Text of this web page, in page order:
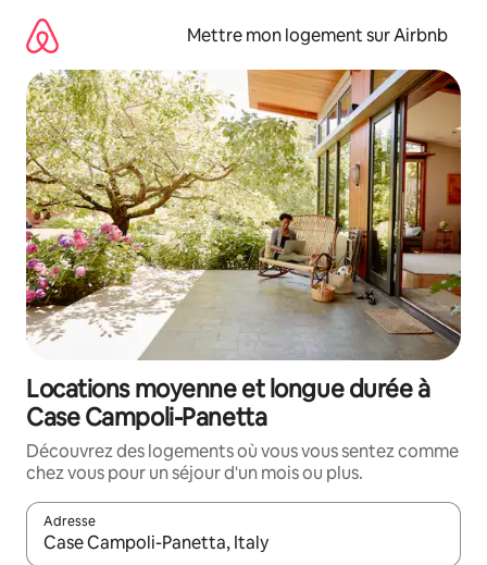
directement
contenu
Mettre mon logement sur Airbnb
Locations moyenne et longue durée à
Case Campoli-Panetta
Découvrez des logements où vous vous sentez comme
chez vous pour un séjour d'un mois ou plus.
Adresse
Lorsque les résultats s'affichent, utilisez les flèches vers le